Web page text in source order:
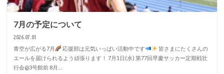
7月の予定について
2026.07.01
青空が広がる7月
応援部は元気いっぱい活動中です
皆さまにたくさんの
エールを届けられるよう頑張ります！ 7月1日(水) 第77回早慶サッカー定期戦壮
行会@3号館前 8月…